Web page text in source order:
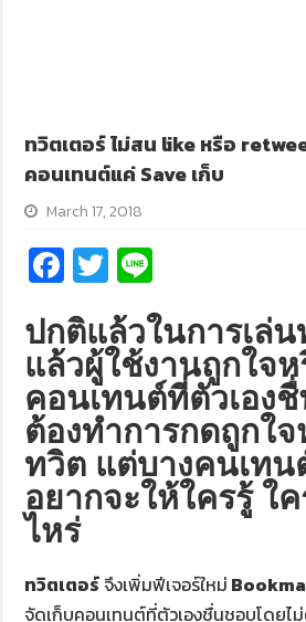
ทวิตเตอร์ ไม่สน like หรือ
คอนเทนต์แค่ Save เก็บ
March 17, 2018
Fa
ce
b
o
o
k
T
wi
tt
er
n
e
ปกติแล้วในการเล่น
แล้วผู้ใช้งานถูกใจห
คอนเทนต์ที่ตัวเอง
ต้องทำการกดถูกใ
ทวิต แต่บางคนเทน
อยากจะให้ใครรู้ ใ
ไหร่
ทวิตเตอร์จึงเพิ่มฟีเจอร์ใหม่
จัดเก็บคอนเทนต์ที่ตัวเองชื่นชอบโดยไ